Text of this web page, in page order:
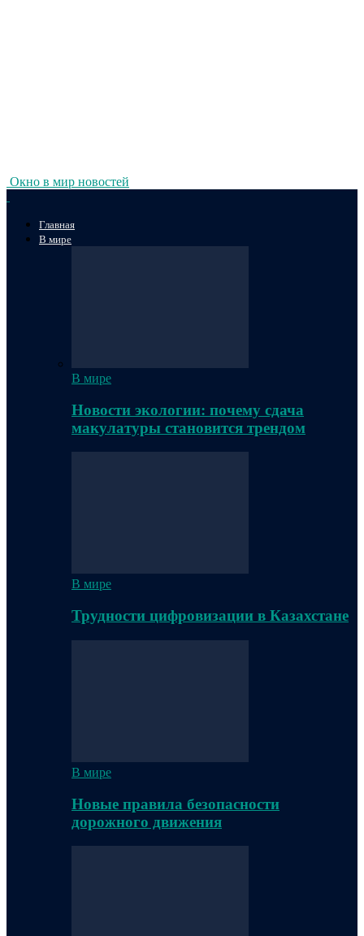
Окно в мир новостей
Главная
В мире
В мире
Новости экологии: почему сдача
макулатуры становится трендом
В мире
Трудности цифровизации в Казахстане
В мире
Новые правила безопасности
дорожного движения